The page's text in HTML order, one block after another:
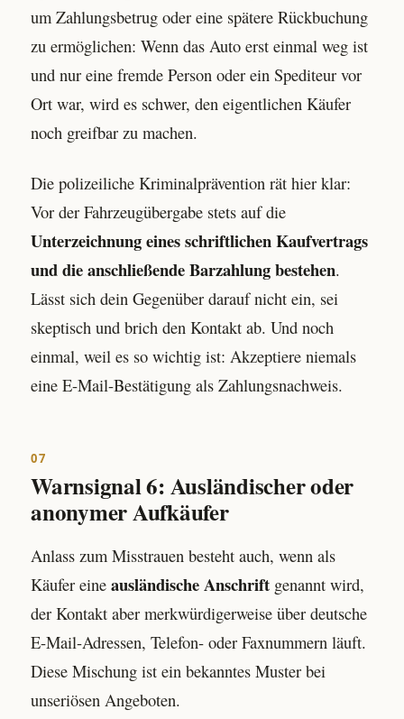
um Zahlungsbetrug oder eine spätere Rückbuchung
zu ermöglichen: Wenn das Auto erst einmal weg ist
und nur eine fremde Person oder ein Spediteur vor
Ort war, wird es schwer, den eigentlichen Käufer
noch greifbar zu machen.
Die polizeiliche Kriminalprävention rät hier klar:
Vor der Fahrzeugübergabe stets auf die
Unterzeichnung eines schriftlichen Kaufvertrags
und die anschließende Barzahlung bestehen.
Lässt sich dein Gegenüber darauf nicht ein, sei
skeptisch und brich den Kontakt ab. Und noch
einmal, weil es so wichtig ist: Akzeptiere niemals
eine E-Mail-Bestätigung als Zahlungsnachweis.
07
Warnsignal 6: Ausländischer oder
anonymer Aufkäufer
Anlass zum Misstrauen besteht auch, wenn als
Käufer eine ausländische Anschrift genannt wird,
der Kontakt aber merkwürdigerweise über deutsche
E-Mail-Adressen, Telefon- oder Faxnummern läuft.
Diese Mischung ist ein bekanntes Muster bei
unseriösen Angeboten.